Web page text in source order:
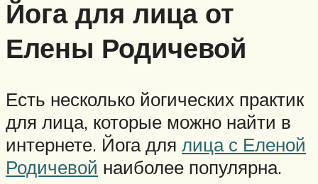
Йога для лица от
Елены Родичевой
Есть несколько йогических практик
для лица, которые можно найти в
интернете. Йога для лица с Еленой
Родичевой наиболее популярна.